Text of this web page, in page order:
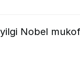
Nobel